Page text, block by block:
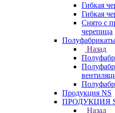
Гибкая
Гибкая
Снято с
черепица
Назад
Продукция NS
ПРОДУКЦИЯ
Назад